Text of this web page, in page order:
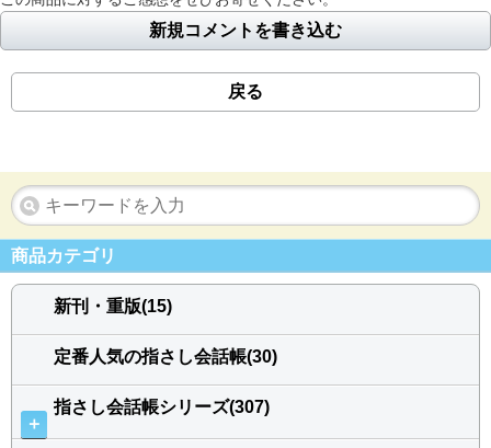
新規コメントを書き込む
戻る
商品カテゴリ
新刊・重版(15)
定番人気の指さし会話帳(30)
＋
指さし会話帳シリーズ(307)